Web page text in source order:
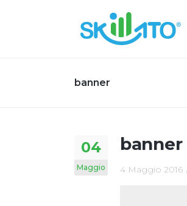
banner
04
Maggio
banner
4 Maggio 2016